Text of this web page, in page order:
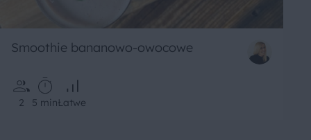
Smoothie bananowo-owocowe
2 5 minŁatwe